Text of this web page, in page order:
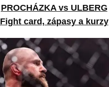
PROCHÁZKA vs ULBERG
Fight card, zápasy a kurzy